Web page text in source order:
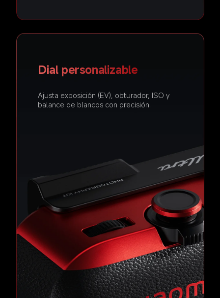
Dial personalizable
Ajusta exposición (EV), obturador, ISO y
balance de blancos con precisión.